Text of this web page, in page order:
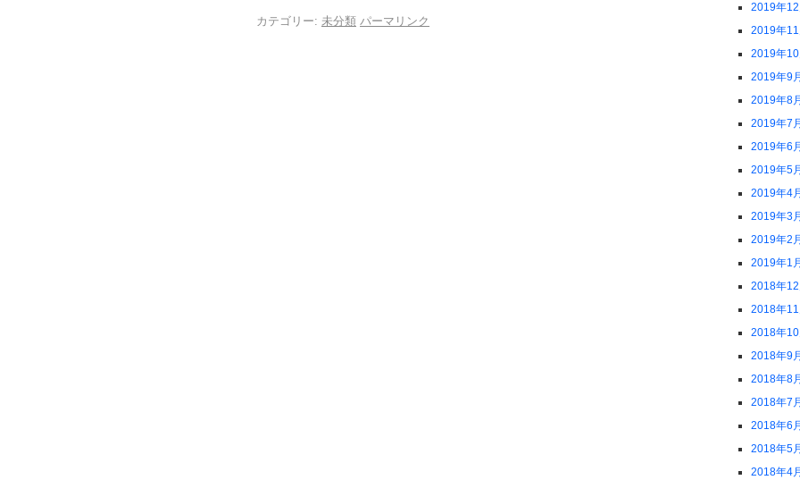
カテゴリー: 未分類 パーマリンク
2019年12
2019年11
2019年10
2019年9月
2019年8月
2019年7月
2019年6月
2019年5月
2019年4月
2019年3月
2019年2月
2019年1月
2018年12
2018年11
2018年10
2018年9月
2018年8月
2018年7月
2018年6月
2018年5月
2018年4月